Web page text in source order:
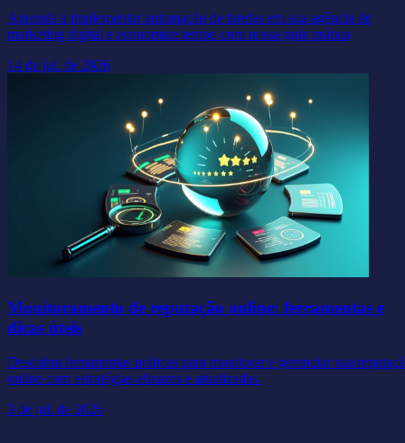
Aprenda a implementar automação de tarefas em sua agência de
marketing digital e economize tempo com nossa guia prática
14 de jul. de 2026
Monitoramento de reputação online: ferramentas e
dicas úteis
Descubra ferramentas práticas para monitorar e gerenciar sua
online com estratégias eficazes e atualizadas.
3 de jul. de 2026